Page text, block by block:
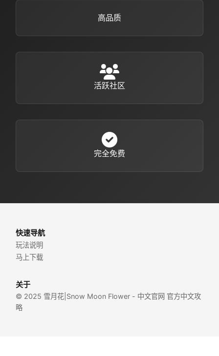
高品质
活跃社区
完全免费
快速导航
玩法说明
马上下载
关于
© 2025 雪月花|Snow Moon Flower - 中文官网 官方中文攻
略